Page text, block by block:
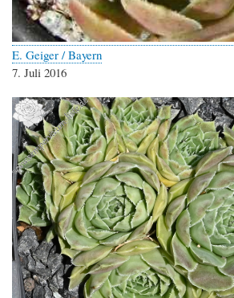
E. Geiger / Bayern
7. Juli 2016